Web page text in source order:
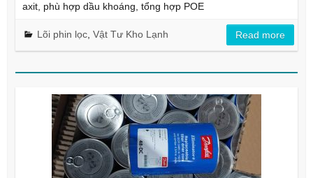
axit, phù hợp dầu khoáng, tổng hợp POE
Lõi phin lọc, Vật Tư Kho Lạnh Read more